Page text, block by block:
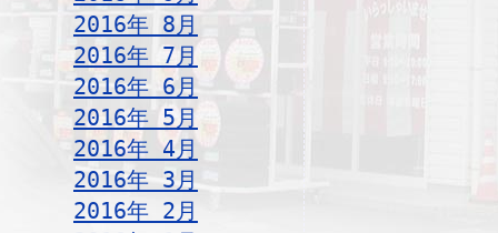
2016年 8月
2016年 7月
2016年 6月
2016年 5月
2016年 4月
2016年 3月
2016年 2月